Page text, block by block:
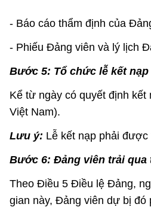
- Báo cáo thẩm định của
- Phiếu Đảng viên và lý lịch
Bước 5: Tổ chức lễ kết nạp
Kể từ ngày có quyết định
Việt Nam).
Lưu ý: Lễ kết nạp phải
Bước 6: Đảng viên trải qua
Theo Điều 5 Điều lệ Đảng,
gian này, Đảng viên dự bị